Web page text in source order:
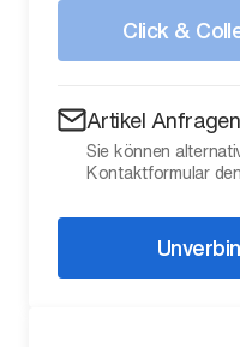
Click &
Artikel Anfragen
Sie können
Kontaktformular